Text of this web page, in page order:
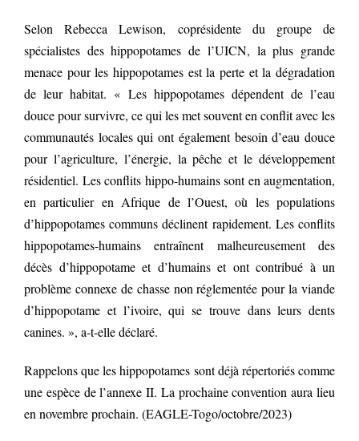
Selon Rebecca Lewison, coprésidente du groupe de
spécialistes des hippopotames de l’UICN, la plus grande
menace pour les hippopotames est la perte et la dégradation
de leur habitat. « Les hippopotames dépendent de l’eau
douce pour survivre, ce qui les met souvent en conflit avec les
communautés locales qui ont également besoin d’eau douce
pour l’agriculture, l’énergie, la pêche et le développement
résidentiel. Les conflits hippo-humains sont en augmentation,
en particulier en Afrique de l’Ouest, où les populations
d’hippopotames communs déclinent rapidement. Les conflits
hippopotames-humains entraînent malheureusement des
décès d’hippopotame et d’humains et ont contribué à un
problème connexe de chasse non réglementée pour la viande
d’hippopotame et l’ivoire, qui se trouve dans leurs dents
canines. », a-t-elle déclaré.
Rappelons que les hippopotames sont déjà répertoriés comme
une espèce de l’annexe II. La prochaine convention aura lieu
en novembre prochain. (EAGLE-Togo/octobre/2023)